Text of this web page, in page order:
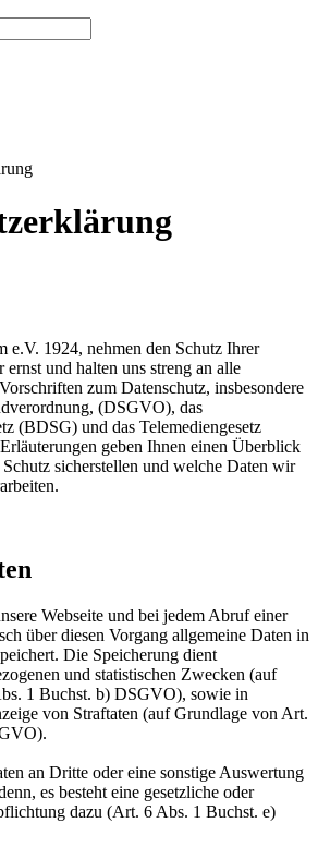
e.V. 1924, nehmen den Schutz Ihrer
ernst und halten uns streng an alle
zum Datenschutz, insbesondere
(DSGVO), das
(BDSG) und das Telemediengesetz
geben Ihnen einen Überblick
sicherstellen und welche Daten wir
Webseite und bei jedem Abruf einer
über diesen Vorgang allgemeine Daten in
Die Speicherung dient
und statistischen Zwecken (auf
1 Buchst. b) DSGVO), sowie in
von Straftaten (auf Grundlage von Art.
an Dritte oder eine sonstige Auswertung
es besteht eine gesetzliche oder
dazu (Art. 6 Abs. 1 Buchst. e)